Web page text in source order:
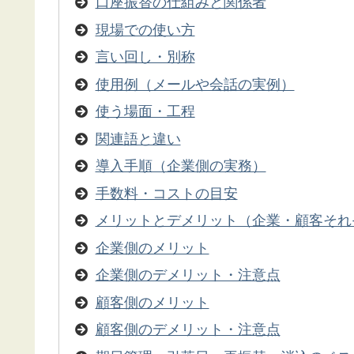
現場での使い方
言い回し・別称
使用例（メールや会話の実例）
使う場面・工程
関連語と違い
導入手順（企業側の実務）
手数料・コストの目安
メリットとデメリット（企業・顧客そ
企業側のメリット
企業側のデメリット・注意点
顧客側のメリット
顧客側のデメリット・注意点